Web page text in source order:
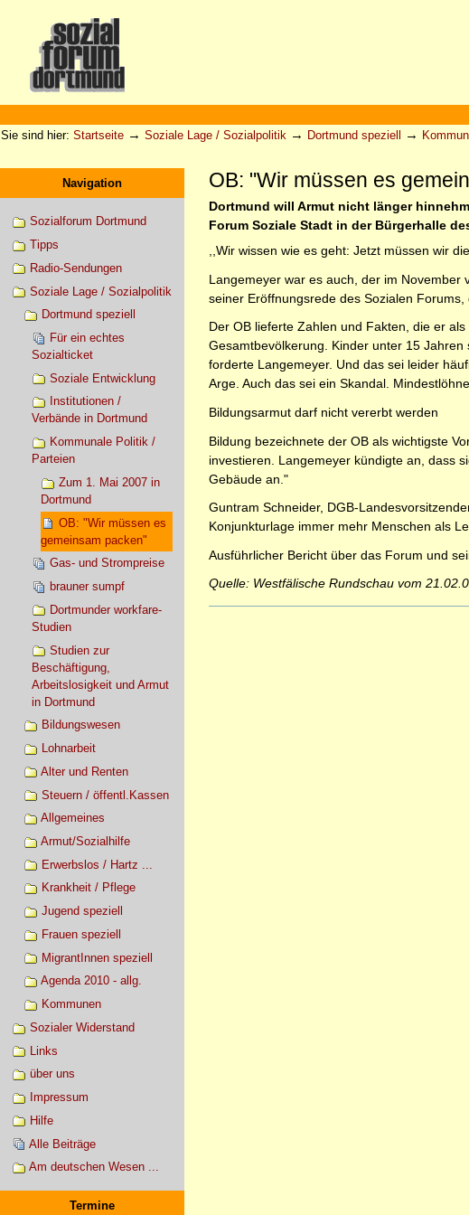
Werkzeuge
Sie sind hier: Startseite → Soziale Lage / Sozialpolitik → Dortmund speziell →
Navigation
Sozialforum Dortmund
Tipps
Radio-Sendungen
Soziale Lage / Sozialpolitik
Dortmund speziell
Für ein echtes
Sozialticket
Soziale Entwicklung
Institutionen /
Verbände in Dortmund
Kommunale Politik /
Parteien
Zum 1. Mai 2007 in
Dortmund
OB: "Wir müssen es
gemeinsam packen"
Gas- und Strompreise
brauner sumpf
Dortmunder workfare-
Studien
Studien zur
Beschäftigung,
Arbeitslosigkeit und Armut
in Dortmund
Bildungswesen
Lohnarbeit
Alter und Renten
Steuern / öffentl.Kassen
Allgemeines
Armut/Sozialhilfe
Erwerbslos / Hartz ...
Krankheit / Pflege
Jugend speziell
Frauen speziell
MigrantInnen speziell
Agenda 2010 - allg.
Kommunen
Sozialer Widerstand
Links
über uns
Impressum
Hilfe
Alle Beiträge
Am deutschen Wesen ...
Termine
OB: "Wir müssen es
Dortmund will Armut nicht länger
Forum Soziale Stadt in der Bürgerhalle
,,Wir wissen wie es geht: Jetzt müssen wir
Langemeyer war es auch, der im November
seiner Eröffnungsrede des Sozialen
Der OB lieferte Zahlen und Fakten, die er
Gesamtbevölkerung. Kinder unter 15
forderte Langemeyer. Und das sei leider
Arge. Auch das sei ein Skandal.
Bildungsarmut darf nicht vererbt werden
Bildung bezeichnete der OB als wichtigste
investieren. Langemeyer kündigte an, dass
Gebäude an."
Guntram Schneider, DGB-
Konjunkturlage immer mehr Menschen als
Ausführlicher Bericht über das Forum und
Quelle: Westfälische Rundschau vom